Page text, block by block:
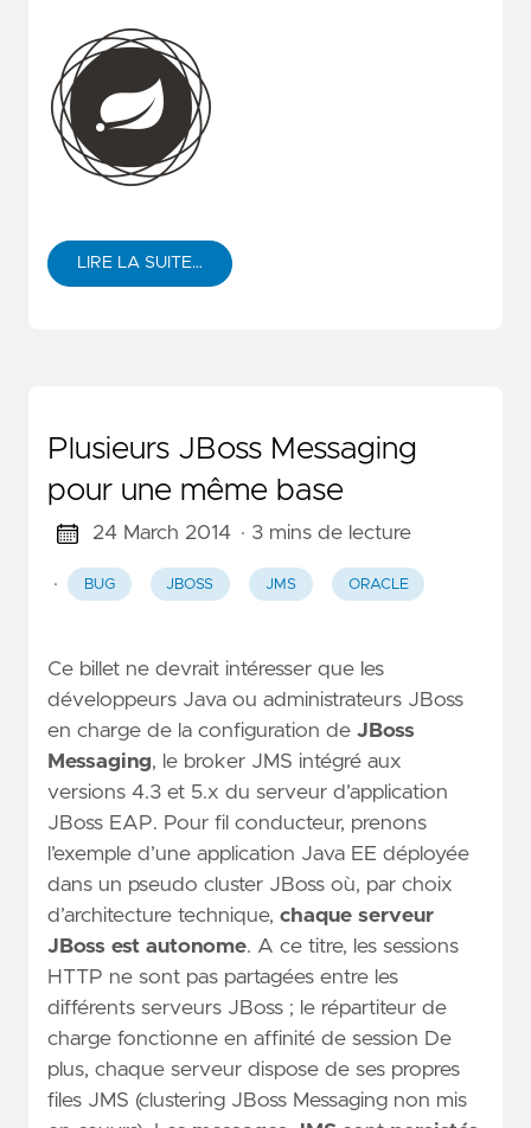
LIRE LA SUITE…
Plusieurs JBoss Messaging
pour une même base
24 March 2014 · 3 mins de lecture
· BUG JBOSS JMS ORACLE
Ce billet ne devrait intéresser que les
développeurs Java ou administrateurs JBoss
en charge de la configuration de JBoss
Messaging, le broker JMS intégré aux
versions 4.3 et 5.x du serveur d’application
JBoss EAP. Pour fil conducteur, prenons
l’exemple d’une application Java EE déployée
dans un pseudo cluster JBoss où, par choix
d’architecture technique, chaque serveur
JBoss est autonome. A ce titre, les sessions
HTTP ne sont pas partagées entre les
différents serveurs JBoss ; le répartiteur de
charge fonctionne en affinité de session De
plus, chaque serveur dispose de ses propres
files JMS (clustering JBoss Messaging non mis